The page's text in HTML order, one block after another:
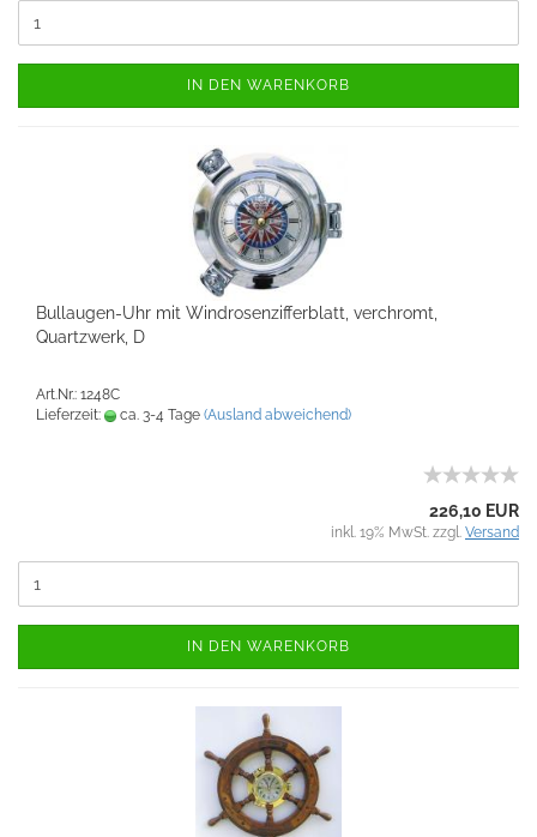
IN DEN WARENKORB
Bullaugen-Uhr mit Windrosenzifferblatt, verchromt,
Quartzwerk, D
Art.Nr.: 1248C
Lieferzeit:
ca. 3-4 Tage (Ausland abweichend)
226,10 EUR
inkl. 19% MwSt. zzgl. Versand
IN DEN WARENKORB